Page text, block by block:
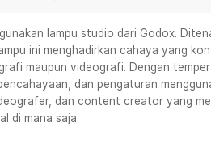
Senin - Jumat (07:00 - 20:00),
Senin - Jumat (08:00 - 20:00), Sabtu -
Senin - Jumat (08:00 - 20:00), Sabtu -
lampu studio dari Godox.
ini menghadirkan cahaya yang
maupun videografi. Dengan
dan pengaturan
dan content creator yang
di mana saja.